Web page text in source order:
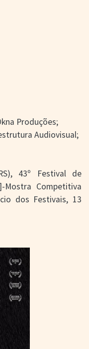
Produções;
Audiovisual;
43º Festival de
Competitiva
dos Festivais, 13